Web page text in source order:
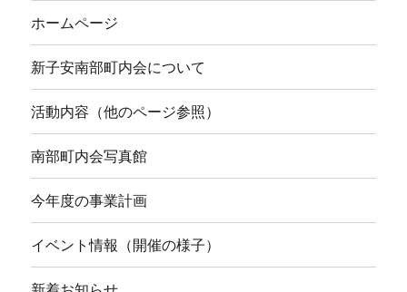
ホームページ
新子安南部町内会について
活動内容（他のページ参照）
南部町内会写真館
今年度の事業計画
イベント情報（開催の様子）